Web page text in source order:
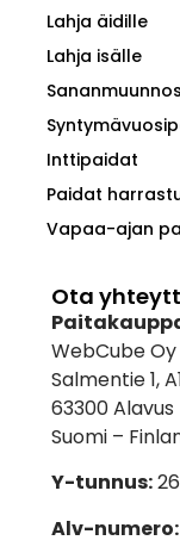
Lahja äidille
Lahja isälle
Inttipaidat
Paidat
Vapaa-ajan
Ota
WebCube Oy
Salmentie 1,
63300 Alavus
Suomi –
Y-tunnus:
Alv-numero: